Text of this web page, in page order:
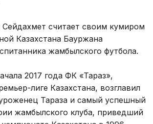
Сейдахмет считает своим кумиром
Казахстана Бауржана
жамбылского футбола.
2017 года ФК «Тараз»,
лиге Казахстана, возглавил
Тараза и самый успешный
жамбылского клуба, приведший